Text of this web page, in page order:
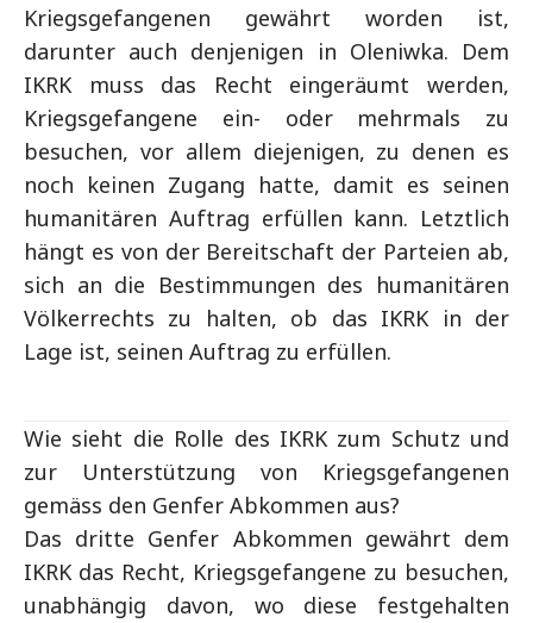
Kriegsgefangenen gewährt worden ist,
darunter auch denjenigen in Oleniwka. Dem
IKRK muss das Recht eingeräumt werden,
Kriegsgefangene ein- oder mehrmals zu
besuchen, vor allem diejenigen, zu denen es
noch keinen Zugang hatte, damit es seinen
humanitären Auftrag erfüllen kann. Letztlich
hängt es von der Bereitschaft der Parteien ab,
sich an die Bestimmungen des humanitären
Völkerrechts zu halten, ob das IKRK in der
Lage ist, seinen Auftrag zu erfüllen.
Wie sieht die Rolle des IKRK zum Schutz und
zur Unterstützung von Kriegsgefangenen
gemäss den Genfer Abkommen aus?
Das dritte Genfer Abkommen gewährt dem
IKRK das Recht, Kriegsgefangene zu besuchen,
unabhängig davon, wo diese festgehalten